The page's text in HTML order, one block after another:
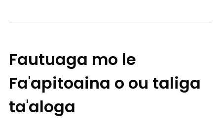
Fautuaga mo le
Fa'apitoaina o ou taliga
ta'aloga